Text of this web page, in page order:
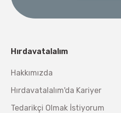
Hırdavatalalım
Hakkımızda
Hırdavatalalım'da Kariyer
Tedarikçi Olmak İstiyorum